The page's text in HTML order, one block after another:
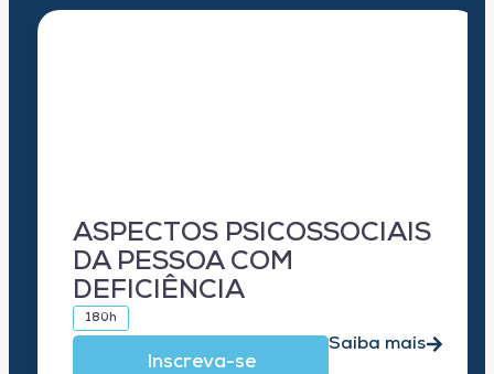
ASPECTOS PSICOSSOCIAIS
DA PESSOA COM
DEFICIÊNCIA
180h
Inscreva-se
Saiba mais